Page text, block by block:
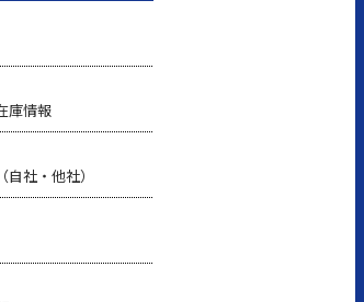
庫情報
社・他社）